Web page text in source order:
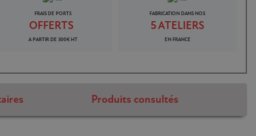
FRAIS DE PORTS
OFFERTS
A PARTIR DE 300€ HT
FABRICATION DANS NOS
5 ATELIERS
EN FRANCE
Produits consultés